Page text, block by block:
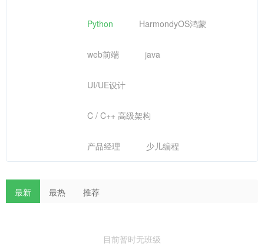
Python HarmondyOS鸿蒙
web前端 java
UI/UE设计
C / C++ 高级架构
产品经理 少儿编程
最新 最热 推荐
目前暂时无班级